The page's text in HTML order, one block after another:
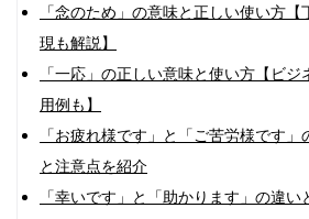
「念のため」の意味と正しい使い方
現も解説】
「一応」の正しい意味と使い方【ビ
用例も】
「お疲れ様です」と「ご苦労様です
と注意点を紹介
「幸いです」と「助かります」の違